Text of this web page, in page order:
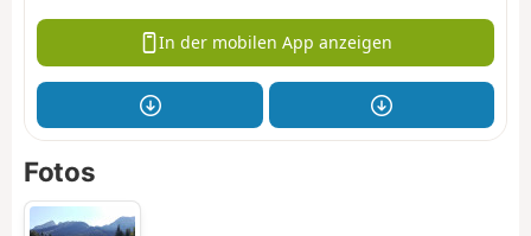
In der mobilen App anzeigen
Fotos